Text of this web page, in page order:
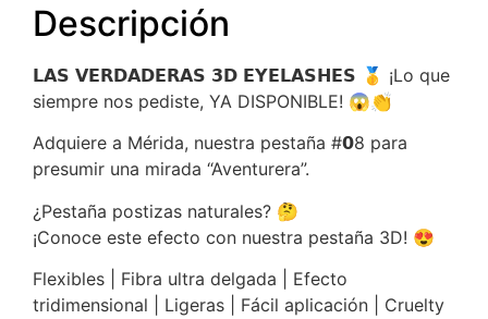
Descripción
𝗟𝗔𝗦 𝗩𝗘𝗥𝗗𝗔𝗗𝗘𝗥𝗔𝗦 𝟯𝗗 𝗘𝗬𝗘𝗟𝗔𝗦𝗛𝗘𝗦 🥇 ¡Lo que
siempre nos pediste, YA DISPONIBLE! 😱👏
Adquiere a Mérida, nuestra pestaña #𝟬8 para
presumir una mirada “Aventurera”.
¿Pestaña postizas naturales? 🤔
¡Conoce este efecto con nuestra pestaña 3D! 😍
Flexibles | Fibra ultra delgada | Efecto
tridimensional | Ligeras | Fácil aplicación | Cruelty